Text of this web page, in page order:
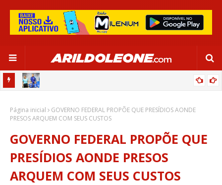
SALVADOR
Página inicial
GOVERNO FEDERAL PROPÕE QUE PRESÍDIOS AONDE
PRESOS ARQUEM COM SEUS CUSTOS
GOVERNO FEDERAL PROPÕE QUE
PRESÍDIOS AONDE PRESOS
ARQUEM COM SEUS CUSTOS